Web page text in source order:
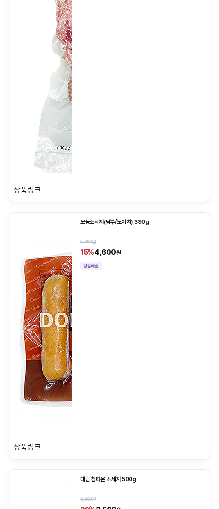
상품링크
모듬소세지(남부/도이치) 390g
5,400원
15%4,600원
상품링크
대림 참피온 소세지 500g
3,500원